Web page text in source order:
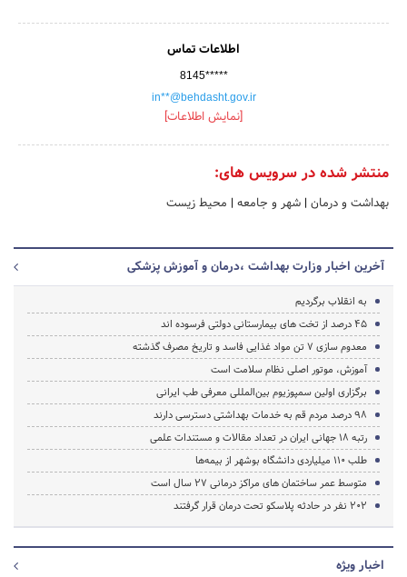
اطلاعات تماس
8145*****
in**@behdasht.gov.ir
[نمایش اطلاعات]
منتشر شده در سرویس های:
بهداشت و درمان | شهر و جامعه | محیط زیست
آخرین اخبار وزارت بهداشت ،درمان و آموزش پزشکی
به انقلاب برگردیم
45 درصد از تخت های بیمارستانی دولتی فرسوده اند
معدوم سازی 7 تن مواد غذایی فاسد و تاریخ مصرف گذشته
آموزش، موتور اصلی نظام سلامت است
برگزاری اولین سمپوزیوم بین‌المللی معرفی طب ایرانی
98 درصد مردم قم به خدمات بهداشتی دسترسی دارند
رتبه 18 جهانی ایران در تعداد مقالات و مستندات علمی
طلب ۱۱۰ میلیاردی دانشگاه بوشهر از بیمه‌ها
متوسط عمر ساختمان هاى مراکز درمانى 27 سال است
202 نفر در حادثه پلاسکو تحت درمان قرار گرفتند
اخبار ویژه